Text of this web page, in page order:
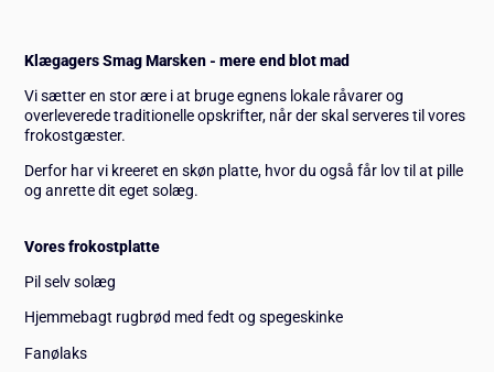
Klægagers Smag Marsken - mere end blot mad
Vi sætter en stor ære i at bruge egnens lokale råvarer og
overleverede traditionelle opskrifter, når der skal serveres til vores
frokostgæster.
Derfor har vi kreeret en skøn platte, hvor du også får lov til at pille
og anrette dit eget solæg.
Vores frokostplatte
Pil selv solæg
Hjemmebagt rugbrød med fedt og spegeskinke
Fanølaks